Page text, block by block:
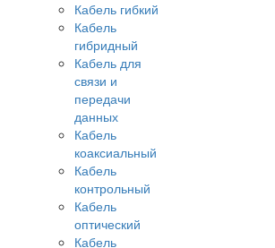
Кабель гибкий
Кабель
гибридный
Кабель для
связи и
передачи
данных
Кабель
коаксиальный
Кабель
контрольный
Кабель
оптический
Кабель